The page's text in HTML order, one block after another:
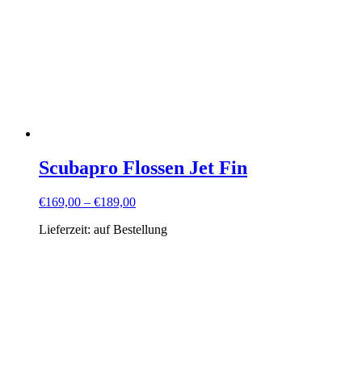
Scubapro Flossen Jet Fin
€169,00 – €189,00
Lieferzeit: auf Bestellung